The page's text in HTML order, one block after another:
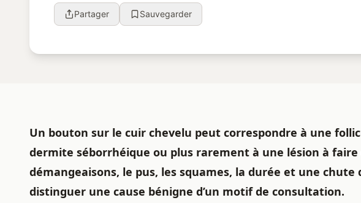
Partager Sauvegarder
Un bouton sur le cuir chevelu peut correspondre à une
dermite séborrhéique ou plus rarement à une lésion à faire
démangeaisons, le pus, les squames, la durée et une chute
distinguer une cause bénigne d’un motif de consultation.